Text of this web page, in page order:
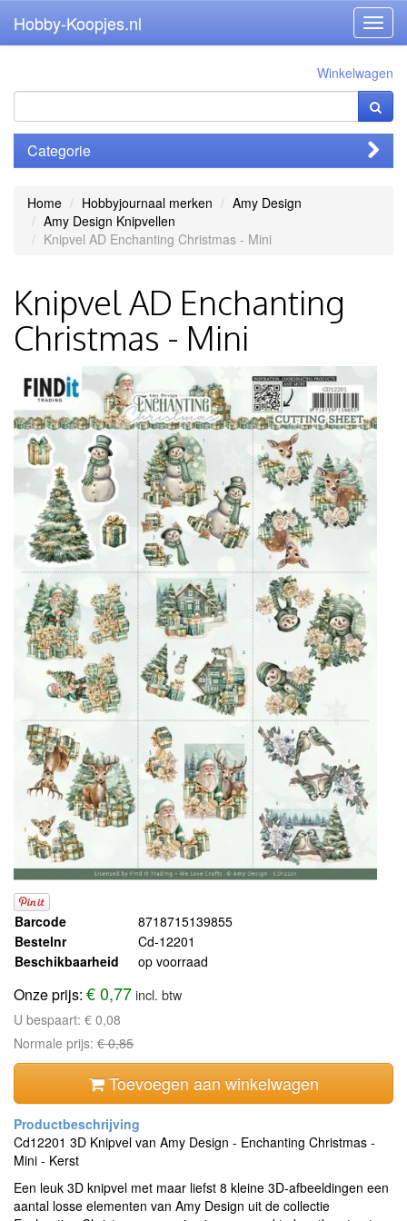
Hobby-Koopjes.nl
Winkelwagen
Categorie
Home Hobbyjournaal merken
Amy Design
Amy Design Knipvellen
Knipvel AD Enchanting Christmas - Mini
Knipvel AD Enchanting
Christmas - Mini
Barcode
8718715139855
Bestelnr
Cd-12201
Beschikbaarheid
op voorraad
Onze prijs: € 0,77incl. btw
U bespaart: € 0,08
Normale prijs: € 0,85
Toevoegen aan winkelwagen
Cd12201 3D Knipvel van Amy Design - Enchanting Christmas -
Mini - Kerst
Een leuk 3D knipvel met maar liefst 8 kleine 3D-afbeeldingen een
aantal losse elementen van Amy Design uit de collectie